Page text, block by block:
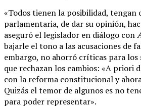
«Todos tienen la posibilidad, tengan
parlamentaria, de dar su opinión,
aseguró el legislador en diálogo con
bajarle el tono a las acusaciones de
embargo, no ahorró críticas para
que rechazan los cambios: «A priori
con la reforma constitucional y
Quizás el temor de algunos es no
para poder representar».